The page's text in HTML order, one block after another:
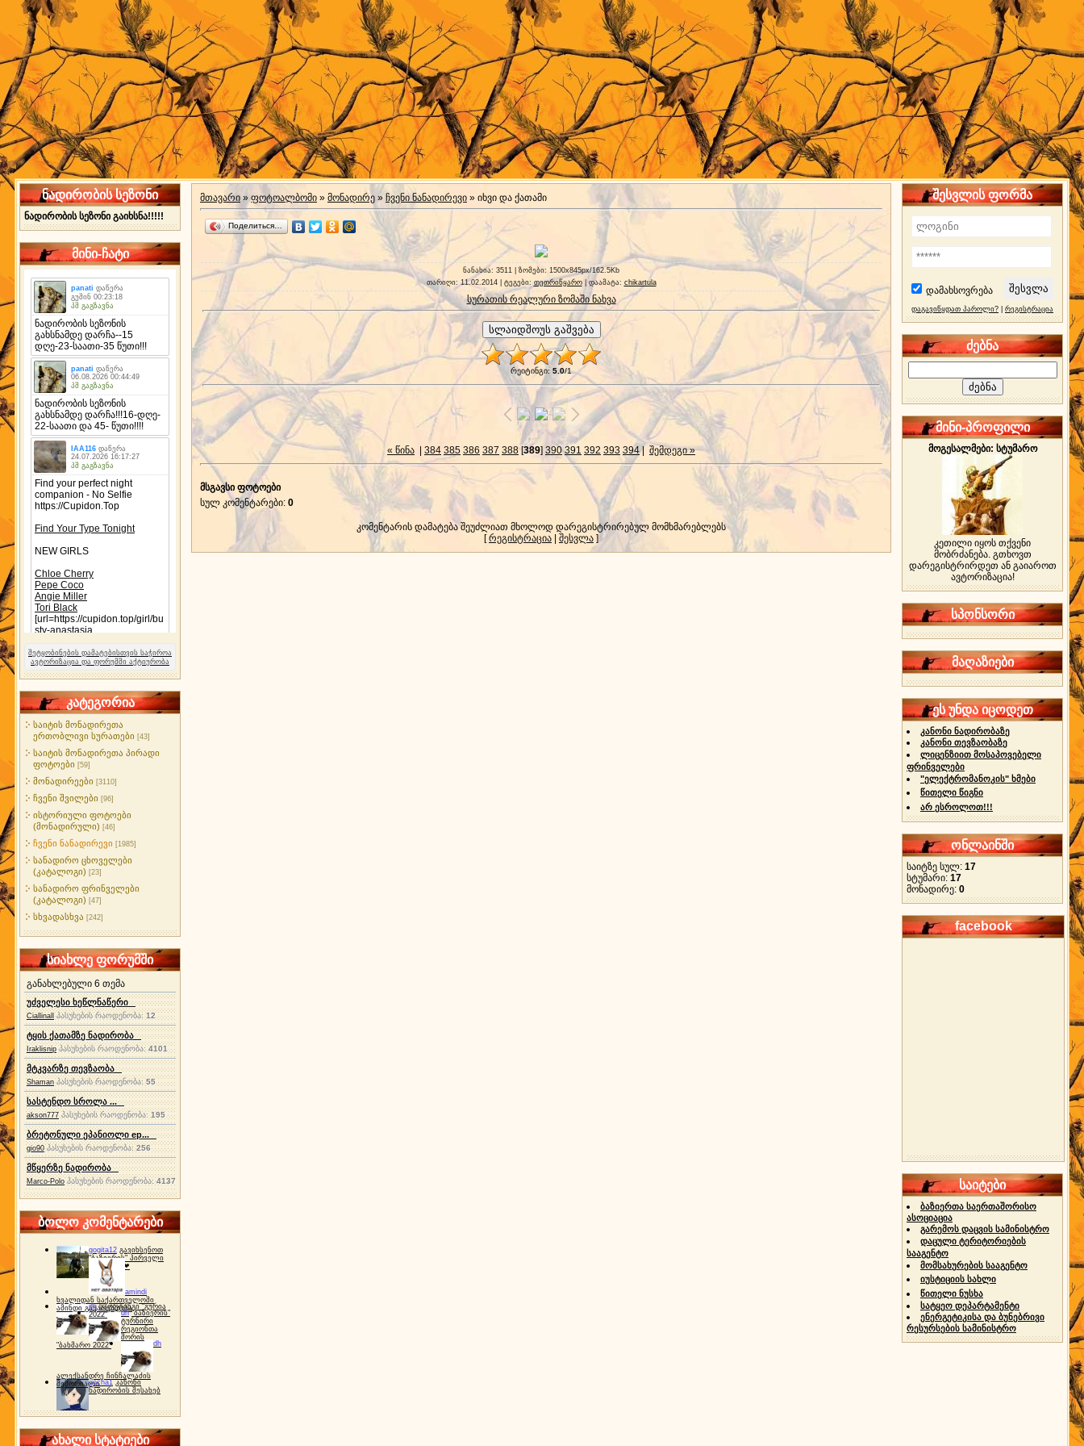
ნადირობის სეზონი
ნადირობის სეზონი გაიხსნა!!!!!
მინი-ჩატი
შეტყობინების დამატებისთვის საჭიროა
ავტორიზაცია და ფორუმში აქტიურობა
კატეგორია
საიტის მონადირეთა
ერთობლივი სურათები [43]
საიტის მონადირეთა პირადი
ფოტოები [59]
მონადირეები [3110]
ჩვენი შვილები [96]
ისტორიული ფოტოები
(მონადირული) [46]
ჩვენი ნანადირევი [1985]
სანადირო ცხოველები
(კატალოგი) [23]
სანადირო ფრინველები
(კატალოგი) [47]
სხვადასხვა [242]
სიახლე ფორუმში
განახლებული 6 თემა
უძველესი ხეწლნაწერი
Ciallinall პასუხების რაოდენობა:12
ტყის ქათამზე ნადირობა
Iraklisnip პასუხების რაოდენობა: 4101
მტკვარზე თევზაობა
Shaman პასუხების რაოდენობა:55
სასტენდო სროლა ...
akson777 პასუხების რაოდენობა:195
ბრეტონული ეპანიოლი ep...
gio90 პასუხების რაოდენობა:256
მწყერზე ნადირობა
Marco-Polo პასუხების რაოდენობა:4137
ბოლო კომენტარები
gogita12 გავიხსენოთ
"ბაზიერის" პირველი
ტურნირი ❤
amindi
ხვალიდან საქართველოში
ამინდი გაუარესდება
dh სპორტინგი "გურია
2022"
dh "ბაზიერის"
ტურნირი
რეგიონთა
შორის
"ბახმარო 2022"
dh
ალექსანდრე ჩინჩალაძის
მემორიალიgocha1 კანონი
ნადირობის შესახებ
ახალი სტატიები
მთავარი » ფოტოალბომი » მონადირე » ჩვენი ნანადირევი » იხვი და ქათამი
Поделиться…
ნანახია: 3511 | ზომები: 1500x845px/162.5Kb
თარიღი: 11.02.2014 | ტეგები: თეთრიწყარო| დაამატა: chikartula
სურათის რეალური ზომაში ნახვა
რეიტინგი: 5.0/1
« წინა 384 385 386 387 388 [389] 390 391 392 393 394| შემდეგი »
მსგავსი ფოტოები
სულ კომენტარები: 0
კომენტარის დამატება შეუძლიათ მხოლოდ დარეგისტრირებულ მომხმარებლებს
[რეგისტრაცია შესვლა ]
შესვლის ფორმა
დამახსოვრება
დაგავიწყდათ პაროლი? რეგისტრაცია
ძებნა
მინი-პროფილი
მოგესალმები: სტუმარო
კეთილი იყოს თქვენი
მობრძანება. გთხოვთ
დარეგისტრირდეთ ან გაიაროთ
ავტორიზაცია!
სპონსორი
მაღაზიები
ეს უნდა იცოდეთ
კანონი ნადირობაზე
კანონი თევზაობაზე
ლიცენზიით მოსაპოვებელი
ფრინველები
"ელექტრომანოკის" ხმები
წითელი წიგნი
არ ესროლოთ!!!
ონლაინში
საიტზე სულ: 17
სტუმარი: 17
მონადირე: 0
facebook
საიტები
ბაზიერთა საერთაშორისო
ასოციაცია
გარემოს დაცვის სამინისტრო
დაცული ტერიტორიების
სააგენტო
მომსახურების სააგენტო
იუსტიციის სახლი
წითელი ნუსხა
სატყეო დეპარტამენტი
ენერგეტიკისა და ბუნებრივი
რესურსების სამინისტრო